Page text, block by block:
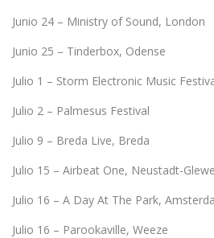
Junio 24 – Ministry of Sound, London
Junio 25 – Tinderbox, Odense
Julio 1 – Storm Electronic Music
Julio 2 – Palmesus Festival
Julio 9 – Breda Live, Breda
Julio 15 – Airbeat One, Neustadt-Glewe
Julio 16 – A Day At The Park,
Julio 16 – Parookaville, Weeze